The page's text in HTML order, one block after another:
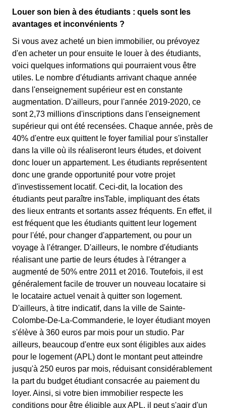
Louer son bien à des étudiants : quels sont les
avantages et inconvénients ?
Si vous avez acheté un bien immobilier, ou prévoyez
d'en acheter un pour ensuite le louer à des étudiants,
voici quelques informations qui pourraient vous être
utiles. Le nombre d'étudiants arrivant chaque année
dans l'enseignement supérieur est en constante
augmentation. D'ailleurs, pour l'année 2019-2020, ce
sont 2,73 millions d'inscriptions dans l'enseignement
supérieur qui ont été recensées. Chaque année, près de
40% d'entre eux quittent le foyer familial pour s'installer
dans la ville où ils réaliseront leurs études, et doivent
donc louer un appartement. Les étudiants représentent
donc une grande opportunité pour votre projet
d'investissement locatif. Ceci-dit, la location des
étudiants peut paraître insTable, impliquant des états
des lieux entrants et sortants assez fréquents. En effet, il
est fréquent que les étudiants quittent leur logement
pour l'été, pour changer d'appartement, ou pour un
voyage à l'étranger. D'ailleurs, le nombre d'étudiants
réalisant une partie de leurs études à l'étranger a
augmenté de 50% entre 2011 et 2016. Toutefois, il est
généralement facile de trouver un nouveau locataire si
le locataire actuel venait à quitter son logement.
D'ailleurs, à titre indicatif, dans la ville de Sainte-
Colombe-De-La-Commanderie, le loyer étudiant moyen
s'élève à 360 euros par mois pour un studio. Par
ailleurs, beaucoup d'entre eux sont éligibles aux aides
pour le logement (APL) dont le montant peut atteindre
jusqu'à 250 euros par mois, réduisant considérablement
la part du budget étudiant consacrée au paiement du
loyer. Ainsi, si votre bien immobilier respecte les
conditions pour être éligible aux APL, il peut s'agir d'un